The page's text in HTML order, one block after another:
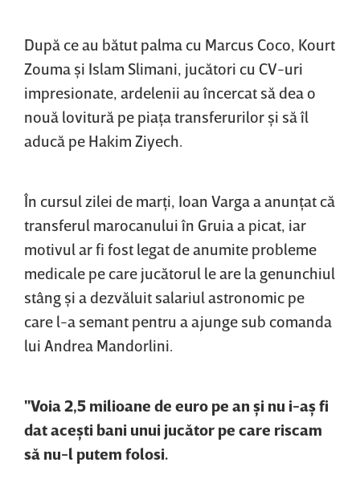
După ce au bătut palma cu Marcus Coco, Kourt
Zouma şi Islam Slimani, jucători cu CV-uri
impresionate, ardelenii au încercat să dea o
nouă lovitură pe piaţa transferurilor şi să îl
aducă pe Hakim Ziyech.
În cursul zilei de marţi, Ioan Varga a anunţat că
transferul marocanului în Gruia a picat, iar
motivul ar fi fost legat de anumite probleme
medicale pe care jucătorul le are la genunchiul
stâng şi a dezvăluit salariul astronomic pe
care l-a semant pentru a ajunge sub comanda
lui Andrea Mandorlini.
"Voia 2,5 milioane de euro pe an şi nu i-aş fi
dat aceşti bani unui jucător pe care riscam
să nu-l putem folosi.